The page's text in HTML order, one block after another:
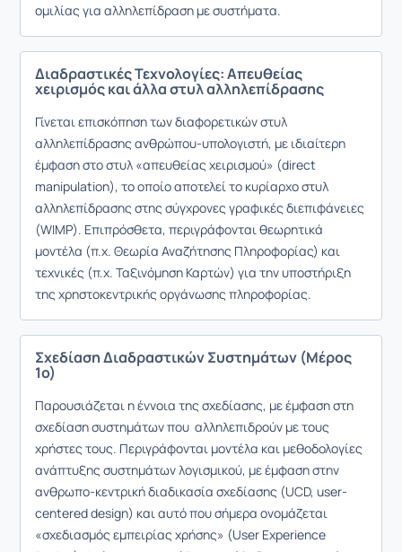
ομιλίας για αλληλεπίδραση με συστήματα.
Διαδραστικές Τεχνολογίες: Απευθείας
χειρισμός και άλλα στυλ αλληλεπίδρασης
Γίνεται επισκόπηση των διαφορετικών στυλ
αλληλεπίδρασης ανθρώπου-υπολογιστή, με ιδιαίτερη
έμφαση στο στυλ «απευθείας χειρισμού» (direct
manipulation), το οποίο αποτελεί το κυρίαρχο στυλ
αλληλεπίδρασης στης σύγχρονες γραφικές διεπιφάνειες
(WIMP). Επιπρόσθετα, περιγράφονται θεωρητικά
μοντέλα (π.χ. Θεωρία Αναζήτησης Πληροφορίας) και
τεχνικές (π.χ. Ταξινόμηση Καρτών) για την υποστήριξη
της χρηστοκεντρικής οργάνωσης πληροφορίας.
Σχεδίαση Διαδραστικών Συστημάτων (Μέρος
1ο)
Παρουσιάζεται η έννοια της σχεδίασης, με έμφαση στη
σχεδίαση συστημάτων που αλληλεπιδρούν με τους
χρήστες τους. Περιγράφονται μοντέλα και μεθοδολογίες
ανάπτυξης συστημάτων λογισμικού, με έμφαση στην
ανθρωπο-κεντρική διαδικασία σχεδίασης (UCD, user-
centered design) και αυτό που σήμερα ονομάζεται
«σχεδιασμός εμπειρίας χρήσης» (User Experience